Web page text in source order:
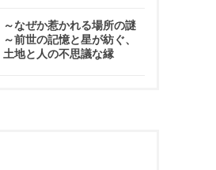
～なぜか惹かれる場所の謎
～前世の記憶と星が紡ぐ、
土地と人の不思議な縁